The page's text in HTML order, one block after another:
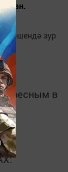
эшендә зур
в